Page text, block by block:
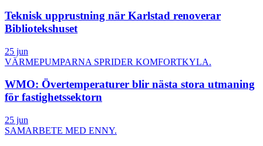
Teknisk upprustning när Karlstad renoverar
Bibliotekshuset
25 jun
VÄRMEPUMPARNA SPRIDER KOMFORTKYLA.
WMO: Övertemperaturer blir nästa stora utmaning
för fastighetssektorn
25 jun
SAMARBETE MED ENNY.